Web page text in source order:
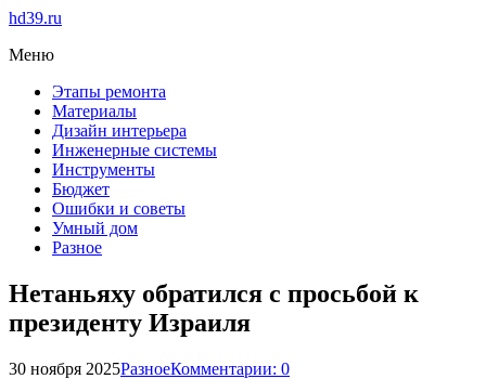
hd39.ru
Меню
Этапы ремонта
Материалы
Дизайн интерьера
Инженерные системы
Инструменты
Бюджет
Ошибки и советы
Умный дом
Разное
Нетаньяху обратился с просьбой к
президенту Израиля
30 ноября 2025РазноеКомментарии: 0